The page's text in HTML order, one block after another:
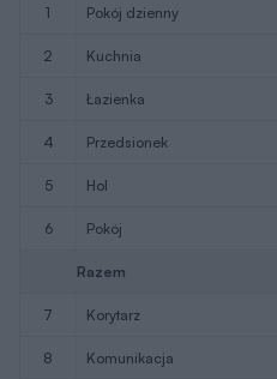
1 pokój dzienny
2 kuchnia
3 łazienka
4 przedsionek
5 hol
6 pokój
Razem
7 korytarz
8 komunikacja